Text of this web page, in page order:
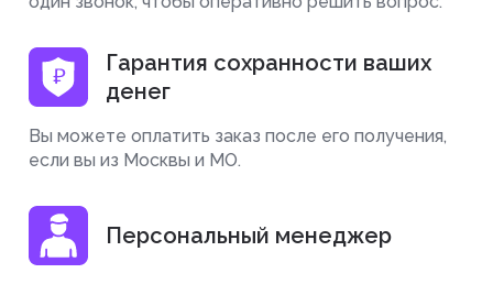
Гарантия сохранности ваших
денег
Вы можете оплатить заказ после его получения,
если вы из Москвы и МО.
Персональный менеджер